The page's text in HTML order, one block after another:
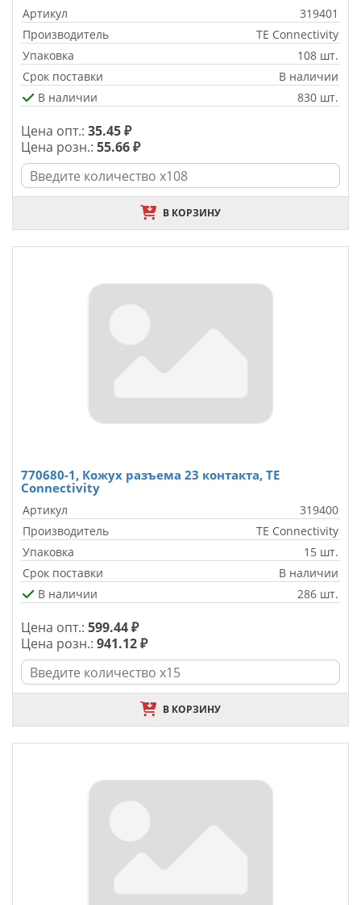
Артикул
319401
Производитель
TE Connectivity
Упаковка
108 шт.
Срок поставки
В наличии
В наличии
830 шт.
Цена опт.: 35.45 ₽
Цена розн.: 55.66 ₽
В КОРЗИНУ
770680-1, Кожух разъема 23 контакта, TE
Connectivity
Артикул
319400
Производитель
TE Connectivity
Упаковка
15 шт.
Срок поставки
В наличии
В наличии
286 шт.
Цена опт.: 599.44 ₽
Цена розн.: 941.12 ₽
В КОРЗИНУ